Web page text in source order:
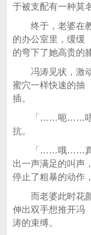
于被支配有一种莫
终于，老婆在教
的办公室里，缓缓
的弯下了她高贵的
冯涛见状，激动
蜜穴一样快速的抽
插。
「……呃……唔……
抗。
「……哦……真爽
出一声满足的叫声，
停止了粗暴的动作
而老婆此时花颜
伸出双手想推开冯
涛的束缚。